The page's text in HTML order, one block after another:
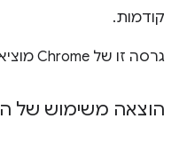
קודמות.
גרסה זו של Chrome מוציאה משימוש תכונה אחת.
הוצאה משימוש של